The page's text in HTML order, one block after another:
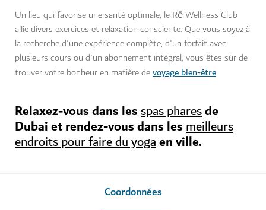
Un lieu qui favorise une santé optimale, le Rē Wellness Club
allie divers exercices et relaxation consciente. Que vous soyez à
la recherche d'une expérience complète, d'un forfait avec
plusieurs cours ou d'un abonnement intégral, vous êtes sûr de
trouver votre bonheur en matière devoyage bien-être.
Relaxez-vous dans lesspas pharesde
Dubai et rendez-vous dans lesmeilleurs
endroits pour faire du yogaen ville.
Coordonnées